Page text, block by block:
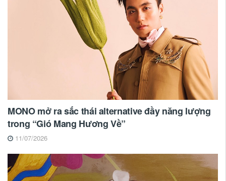
MONO mở ra sắc thái alternative đầy năng lượng
trong “Gió Mang Hương Về”
11/07/2026